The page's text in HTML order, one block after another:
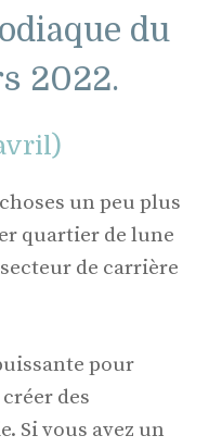
du
2022.
un peu plus
quartier de lune
de carrière
pour
des
Si vous avez un